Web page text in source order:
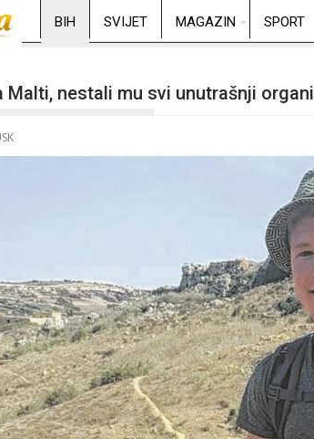
BIH SVIJET MAGAZIN SPORT
Malti, nestali mu svi unutrašnji organi